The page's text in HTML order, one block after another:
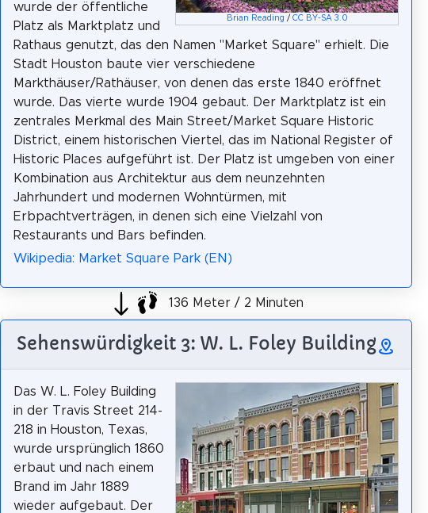
Brian Reading / CC BY-SA 3.0
wurde der öffentliche
Platz als Marktplatz und
Rathaus genutzt, das den Namen "Market Square" erhielt. Die
Stadt Houston baute vier verschiedene
Markthäuser/Rathäuser, von denen das erste 1840 eröffnet
wurde. Das vierte wurde 1904 gebaut. Der Marktplatz ist ein
zentrales Merkmal des Main Street/Market Square Historic
District, einem historischen Viertel, das im National Register of
Historic Places aufgeführt ist. Der Platz ist umgeben von einer
Kombination aus Architektur aus dem neunzehnten
Jahrhundert und modernen Wohntürmen, mit
Erbpachtverträgen, in denen sich eine Vielzahl von
Restaurants und Bars befinden.
Wikipedia: Market Square Park (EN)
136 Meter / 2 Minuten
Sehenswürdigkeit 3: W. L. Foley Building
Das W. L. Foley Building
in der Travis Street 214-
218 in Houston, Texas,
wurde ursprünglich 1860
erbaut und nach einem
Brand im Jahr 1889
wieder aufgebaut. Der